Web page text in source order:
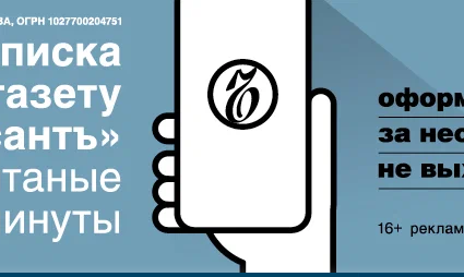
Реклама в «Ъ» www.kommersant.ru/ad